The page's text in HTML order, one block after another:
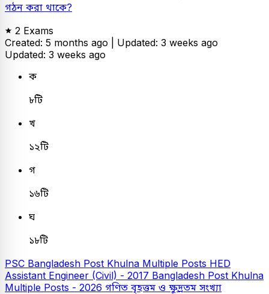
গঠন করা থাকে?
2 Exams
Created: 5 months ago | Updated: 3 weeks ago
Updated: 3 weeks ago
ক
৮টি
খ
১২টি
গ
১৬টি
ঘ
১৮টি
PSC Bangladesh Post Khulna Multiple Posts HED
Assistant Engineer (Civil) - 2017 Bangladesh Post Khulna
Multiple Posts - 2026 গণিত বৃহত্তম ও ক্ষুদ্রতম সংখ্যা